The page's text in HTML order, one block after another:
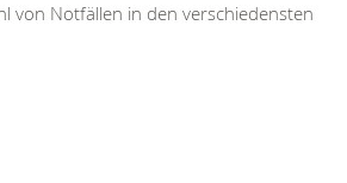
von Notfällen in den verschiedensten